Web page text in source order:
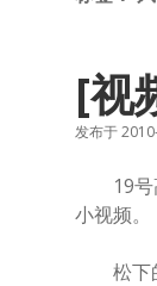
[视
发布于
19号高
小视频。
松下的